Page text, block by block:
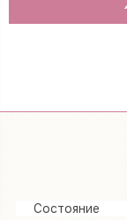
Состояние